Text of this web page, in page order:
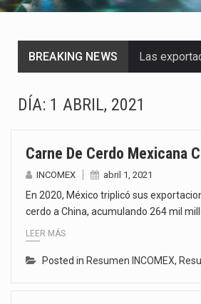
BREAKING NEWS
DÍA: 1 ABRIL, 2021
Carne De Cerdo Mexicana
INCOMEX abril 1, 2021
En 2020, México triplicó sus
cerdo a China, acumulando 264 mil
LEER MÁS
Posted in Resumen INCOMEX,